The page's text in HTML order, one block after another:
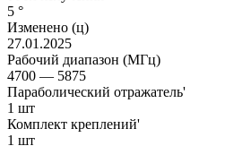
5 °
Изменено (ц)
27.01.2025
Рабочий диапазон (МГц)
4700 — 5875
Параболический отражатель'
1 шт
Комплект креплений'
1 шт